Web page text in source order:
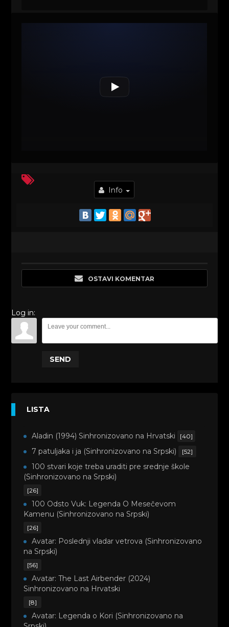
Info
OSTAVI KOMENTAR
Log in:
SEND
LISTA
Aladin (1994) Sinhronizovano na Hrvatski [40]
7 patuljaka i ja (Sinhronizovano na Srpski) [52]
100 stvari koje treba uraditi pre srednje škole
(Sinhronizovano na Srpski)
[26]
100 Odsto Vuk: Legenda O Mesečevom
Kamenu (Sinhronizovano na Srpski)
[26]
Avatar: Poslednji vladar vetrova (Sinhronizovano
na Srpski)
[56]
Avatar: The Last Airbender (2024)
Sinhronizovano na Hrvatski
[8]
Avatar: Legenda o Kori (Sinhronizovano na